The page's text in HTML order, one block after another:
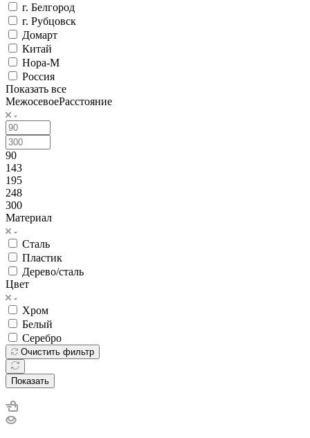
г. Белгород
г. Рубцовск
Домарт
Китай
Нора-М
Россия
Показать все
МежосевоеРасстояние
90
143
195
248
300
Материал
Сталь
Пластик
Дерево/сталь
Цвет
Хром
Белый
Серебро
Очистить фильтр
Показать